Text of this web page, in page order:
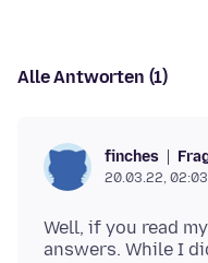
Alle Antworten (1)
finches
20.03.22, 02:03
Well, if you read
answers. While I